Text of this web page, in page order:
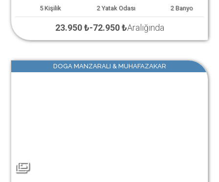
5 Kişilik 2 Yatak Odası 2 Banyo
23.950 ₺-72.950 ₺Aralığında
DOGA MANZARALI & MUHAFAZAKAR